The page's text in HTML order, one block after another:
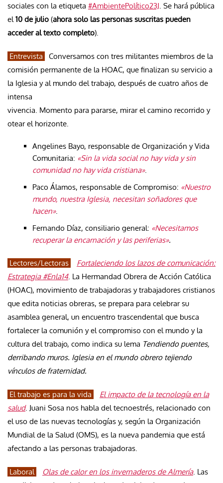
sociales con la etiqueta #AmbientePolítico23J. Se hará pública
el10 de julio (ahora solo las personas suscritas pueden
acceder al texto completo).
Entrevista
Conversamos con tres militantes miembros de la
comisión permanente de la HOAC, que finalizan su servicio a
la Iglesia y al mundo del trabajo, después de cuatro años de
intensa
vivencia. Momento para pararse, mirar el camino recorrido y
otear el horizonte.
Angelines Bayo, responsable de Organización y Vida
Comunitaria: «Sin la vida social no hay vida y sin
comunidad no hay vida cristiana».
Paco Álamos, responsable de Compromiso: «Nuestro
mundo, nuestra Iglesia, necesitan soñadores que
hacen».
Fernando Díaz, consiliario general: «Necesitamos
recuperar la encarnación y las periferias».
Lectores/Lectoras
Fortaleciendo los lazos de comunicación:
Estrategia #Enla14. La Hermandad Obrera de Acción Católica
(HOAC), movimiento de trabajadoras y trabajadores cristianos
que edita noticias obreras, se prepara para celebrar su
asamblea general, un encuentro trascendental que busca
fortalecer la comunión y el compromiso con el mundo y la
cultura del trabajo, como indica su lema Tendiendo puentes,
derribando muros. Iglesia en el mundo obrero tejiendo
vínculos de fraternidad.
El trabajo es para la vida
El impacto de la tecnología en la
salud. Juani Sosa nos habla del tecnoestrés, relacionado con
el uso de las nuevas tecnologías y, según la Organización
Mundial de la Salud (OMS), es la nueva pandemia que está
afectando a las personas trabajadoras.
Laboral Olas de calor en los invernaderos de Almería. Las